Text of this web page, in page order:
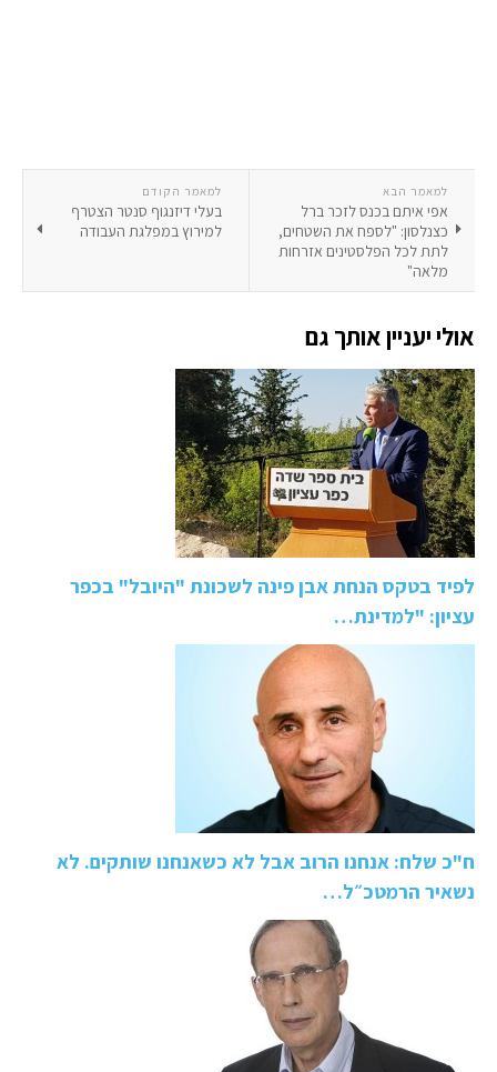
למאמר הקודם
בעלי דיזנגוף סנטר הצטרף
למירוץ במפלגת העבודה
למאמר הבא
אפי איתם בכנס לזכר ברל
כצנלסון: "לספח את השטחים,
לתת לכל הפלסטינים אזרחות
מלאה"
אולי יעניין אותך גם
לפיד בטקס הנחת אבן פינה לשכונת "היובל" בכפר
עציון: "למדינת…
ח"כ שלח: אנחנו הרוב אבל לא כשאנחנו שותקים. לא
נשאיר הרמטכ״ל…